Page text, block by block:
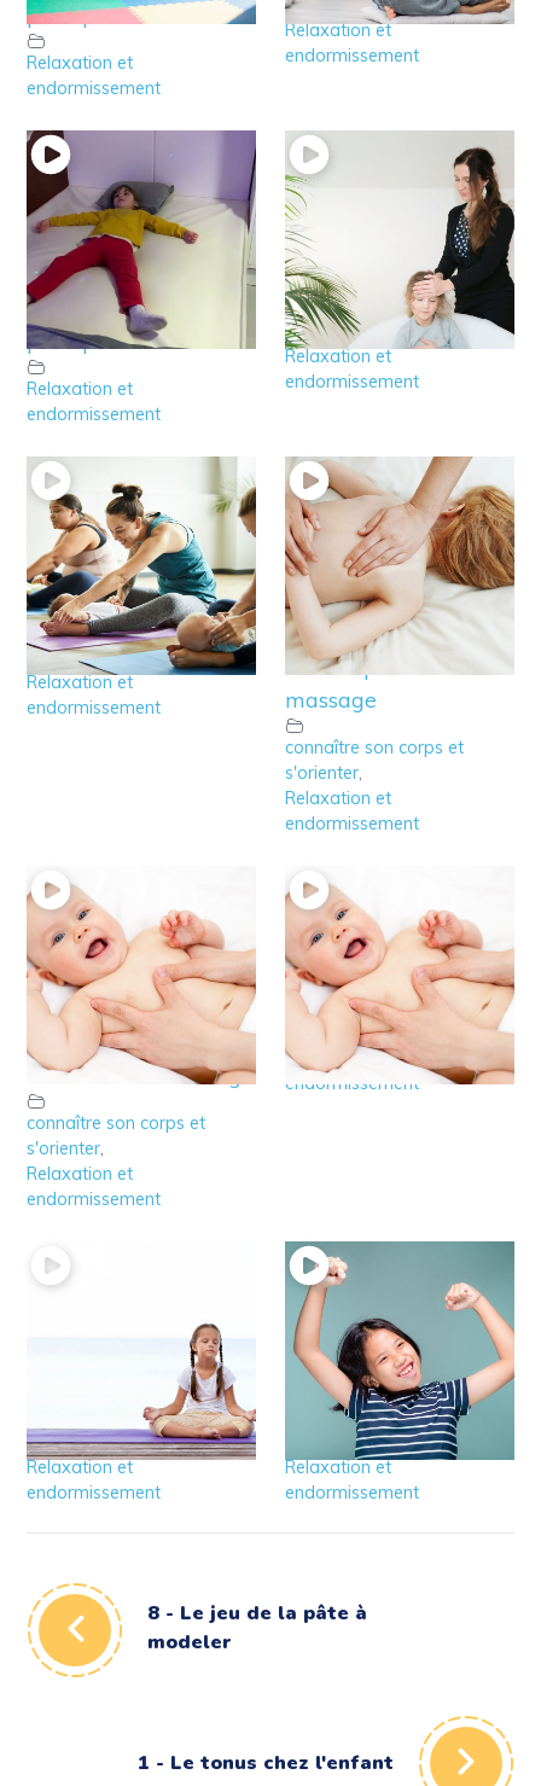
pratique
Relaxation et
endormissement
Relaxation et
endormissement
7′ – Relaxation de 3 à
5 ans : Exemple
pratique
Relaxation et
endormissement
7 – Relaxation de 3 à
5 ans
Relaxation et
endormissement
6 – Relaxation avant
2 ans
Relaxation et
endormissement
5 – Accompagner le
schéma corporel de
l’enfant par le
massage
connaître son corps et
s'orienter,
Relaxation et
endormissement
4 – Accompagner le
schéma corporel de
bébé avec le massage
connaître son corps et
s'orienter,
Relaxation et
endormissement
3 – Massage bébé
Relaxation et
endormissement
2 – Le tonus de fond et
Relaxation et
endormissement
1 – Le tonus chez
l’enfant
Relaxation et
endormissement
8 - Le jeu de la pâte à
modeler
1 - Le tonus chez l'enfant